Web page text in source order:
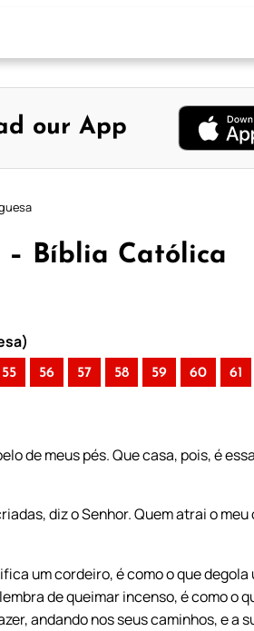
our App
– Bíblia Católica
55 56 57 58 59 60 61
de meus pés. Que casa, pois, é
diz o Senhor. Quem atrai o
um cordeiro, é como o que
de queimar incenso, é como o
andando nos seus caminhos, e a